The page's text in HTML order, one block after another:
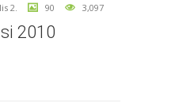
2. 90 3,097
2010